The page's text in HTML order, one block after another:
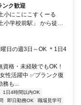
ンク歓迎
小にこにこすくーる
学校前駅」 から徒歩2
日の週3日～OK ＊1日4
・未経験でもOK！
性活躍中 ✅ブランク復
も...
1日4時間以内OK
即日勤務OK
職場見学可